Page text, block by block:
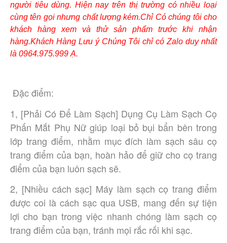
người tiêu dùng. Hiện nay trên thị trường có nhiều loại
cùng tên gọi nhưng chất lượng kém.Chỉ Có chúng tôi cho
khách hàng xem và thử sản phẩm trước khi nhận
hàng.Khách Hàng Lưu ý Chúng Tôi chỉ có Zalo duy nhất
là 0964.975.999 Ạ.
Đặc điểm:
1, [Phải Có Để Làm Sạch] Dụng Cụ Làm Sạch Cọ
Phấn Mắt Phụ Nữ giúp loại bỏ bụi bẩn bên trong
lớp trang điểm, nhằm mục đích làm sạch sâu cọ
trang điểm của bạn, hoàn hảo để giữ cho cọ trang
điểm của bạn luôn sạch sẽ.
2, [Nhiều cách sạc] Máy làm sạch cọ trang điểm
được coi là cách sạc qua USB, mang đến sự tiện
lợi cho bạn trong việc nhanh chóng làm sạch cọ
trang điểm của bạn, tránh mọi rắc rối khi sạc.